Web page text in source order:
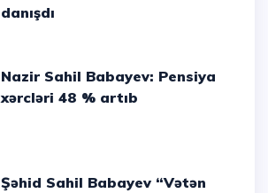
danışdı
Nazir Sahil Babayev: Pensiya
xərcləri 48 % artıb
Şəhid Sahil Babayev “Vətən